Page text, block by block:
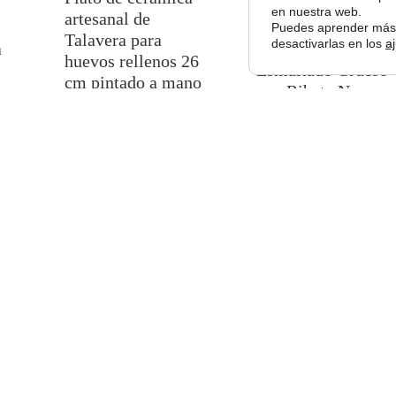
artesanal de
Talavera para
huevos rellenos 26
cm pintado a mano
Valorado
con
5.00de
5 en base
de un
Orinal de Acero
Esmaltado Grueso
con Ribete Negro
en nuestra web.
Puedes aprender
desactivarlas en los